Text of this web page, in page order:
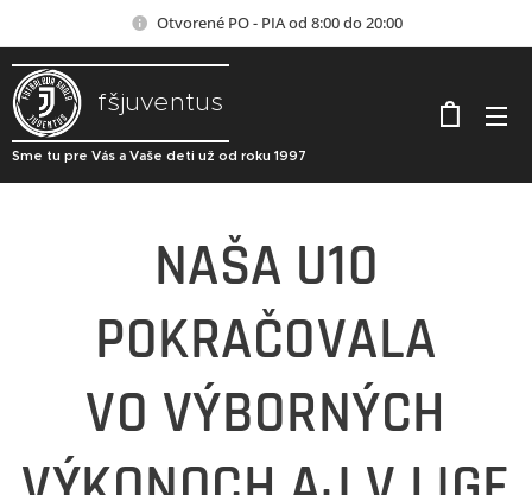
Otvorené PO - PIA od 8:00 do 20:00
fšjuventus
Sme tu pre Vás a Vaše deti už od roku 1997
NAŠA U10
POKRAČOVALA
VO VÝBORNÝCH